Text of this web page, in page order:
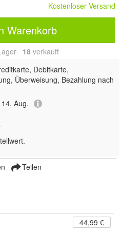
Kostenloser Versand
Warenkorb
18 verkauft
Debitkarte,
Überweisung, Bezahlung nach
Aug.
Teilen
44,99 €